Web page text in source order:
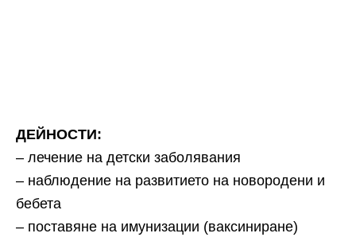
ДЕЙНОСТИ:
– лечение на детски заболявания
– наблюдение на развитието на новородени и
бебета
– поставяне на имунизации (ваксиниране)